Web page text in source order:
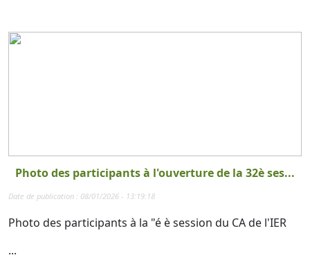
Photo des participants à l'ouverture de la 32è ses...
Date de publication : 08/01/2026 - 13:19:18
Photo des participants à la "é è session du CA de l'IER
...